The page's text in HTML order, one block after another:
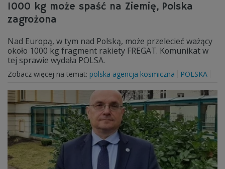
1000 kg może spaść na Ziemię, Polska
zagrożona
Nad Europą, w tym nad Polską, może przelecieć ważący
około 1000 kg fragment rakiety FREGAT. Komunikat w
tej sprawie wydała POLSA.
Zobacz więcej na temat: polska agencja kosmiczna POLSKA